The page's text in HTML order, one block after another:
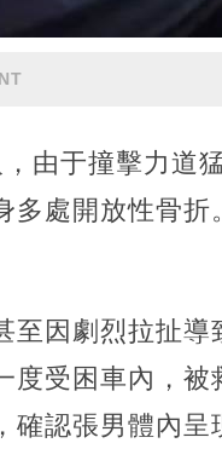
由于撞擊力道
處開放性骨折
至因劇烈拉扯導
度受困車內，被
認張男體內呈